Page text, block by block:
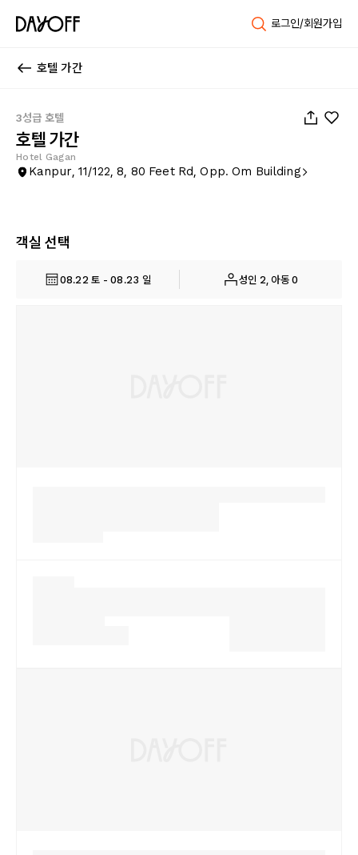
로그인/회원가입
호텔 가간
3성급 호텔
호텔 가간
Hotel Gagan
Kanpur, 11/122, 8, 80 Feet Rd, Opp. Om Building
객실 선택
08.22 토 - 08.23 일 성인 2, 아동 0